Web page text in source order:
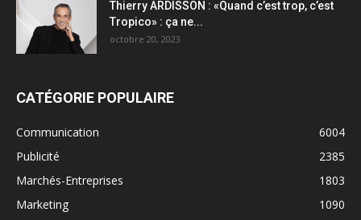
Thierry ARDISSON : «Quand c’est trop, c’est
Tropico» : ça ne...
octobre 20, 2023
CATÉGORIE POPULAIRE
Communication
6004
Publicité
2385
Marchés-Entreprises
1803
Marketing
1090